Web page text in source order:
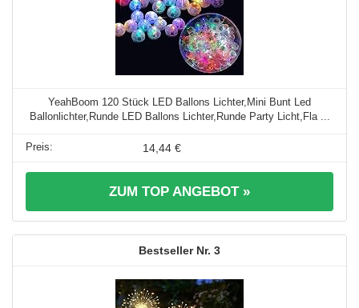
YeahBoom 120 Stück LED Ballons Lichter,Mini Bunt Led
Ballonlichter,Runde LED Ballons Lichter,Runde Party Licht,Fla ...
14,44 €
ZUM TOP ANGEBOT »
3